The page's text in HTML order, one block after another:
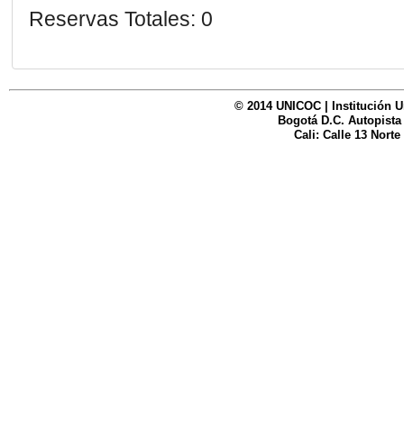
Reservas Totales: 0
© 2014 UNICOC | Institución
Bogotá D.C. Autopista
Cali: Calle 13 Norte